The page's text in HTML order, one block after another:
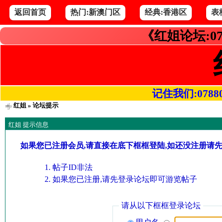
返回首页 热门:新澳门区 经典:香港区 表
《红姐论坛
记住我们
红姐» 论坛提示
红姐 提示信息
如果您已注册会员,请直接在底下框框登陆,如还没注册请
帖子ID非法
如果您已注册,请先登录论坛即可游览帖子
请从以下框框登录论坛